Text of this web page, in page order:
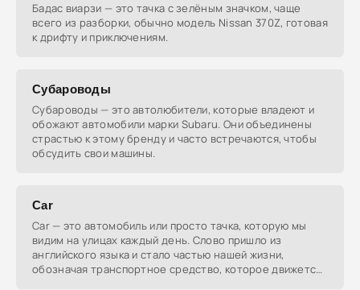
Бадас виарзи — это тачка с зелёным значком, чаще
всего из разборки, обычно модель Nissan 370Z, готовая
к дрифту и приключениям.
Субароводы
Субароводы — это автолюбители, которые владеют и
обожают автомобили марки Subaru. Они объединены
страстью к этому бренду и часто встречаются, чтобы
обсудить свои машины.
Car
Car — это автомобиль или просто тачка, которую мы
видим на улицах каждый день. Слово пришло из
английского языка и стало частью нашей жизни,
обозначая транспортное средство, которое движется